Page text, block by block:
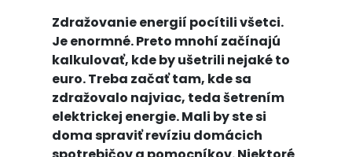
Zdražovanie energií pocítili všetci.
Je enormné. Preto mnohí začínajú
kalkulovať, kde by ušetrili nejaké to
euro. Treba začať tam, kde sa
zdražovalo najviac, teda šetrením
elektrickej energie. Mali by ste si
doma spraviť revíziu domácich